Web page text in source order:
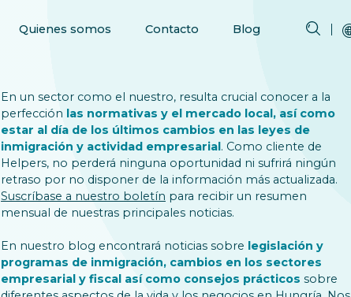
Quienes somos Contacto Blog
Русский
Türkçe
En un sector como el nuestro, resulta crucial conocer a la
perfección las normativas y el mercado local, así como
estar al día de los últimos cambios en las leyes de
inmigración y actividad empresarial. Como cliente de
Helpers, no perderá ninguna oportunidad ni sufrirá ningún
retraso por no disponer de la información más actualizada.
Suscríbase a nuestro boletín para recibir un resumen
mensual de nuestras principales noticias.
En nuestro blog encontrará noticias sobre legislación y
programas de inmigración, cambios en los sectores
empresarial y fiscal así como consejos prácticos sobre